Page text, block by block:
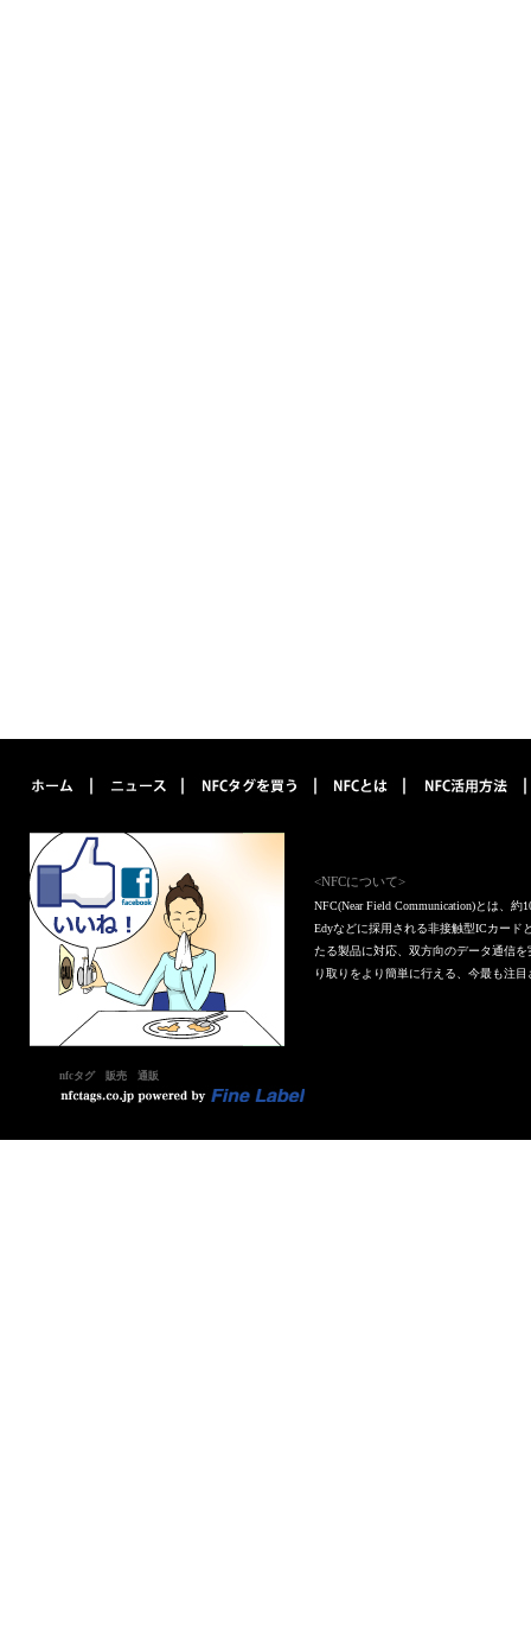
<NFCについて>
NFC(Near Field Communication)とは、
Edyなどに採用される非接触型ICカード
たる製品に対応、双方向のデータ通信
り取りをより簡単に行える、今最も注
nfcタグ 販売 通販